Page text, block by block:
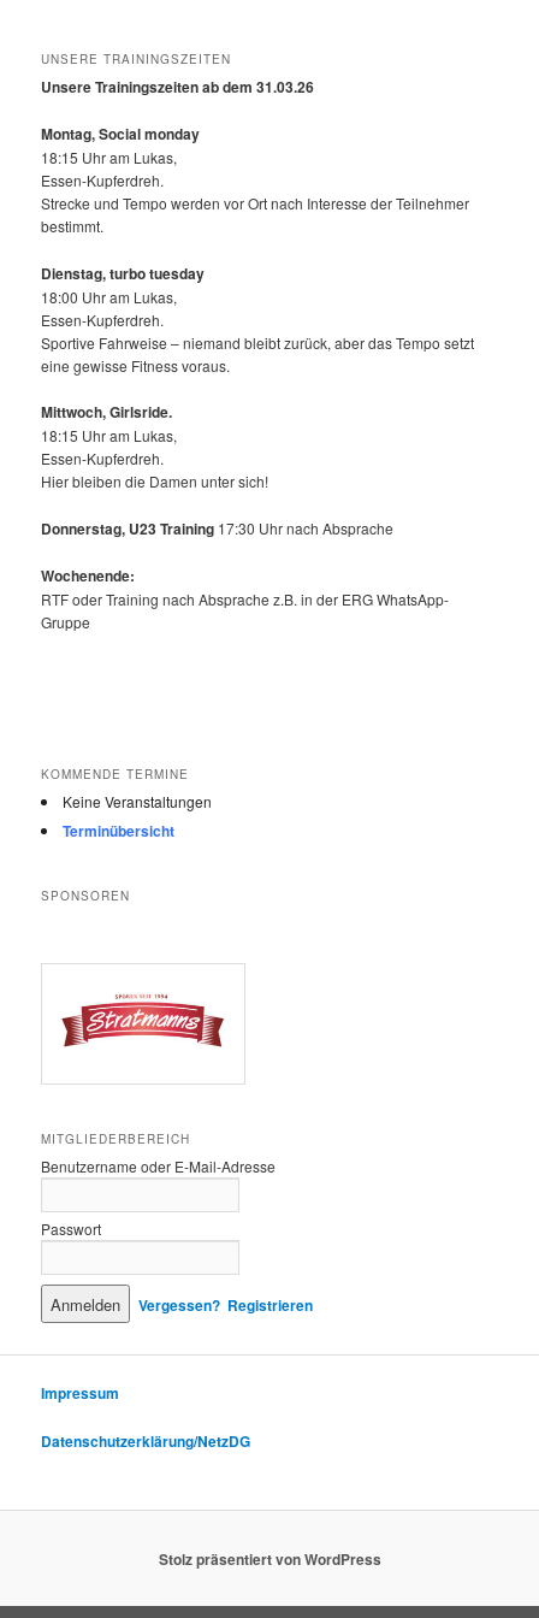
UNSERE TRAININGSZEITEN
Unsere Trainingszeiten ab dem 31.03.26
Montag, Social monday
18:15 Uhr am Lukas,
Essen-Kupferdreh.
Strecke und Tempo werden vor Ort nach Interesse der Teilnehmer
bestimmt.
Dienstag, turbo tuesday
18:00 Uhr am Lukas,
Essen-Kupferdreh.
Sportive Fahrweise – niemand bleibt zurück, aber das Tempo setzt
eine gewisse Fitness voraus.
Mittwoch,Girlsride.
18:15 Uhr am Lukas,
Essen-Kupferdreh.
Hier bleiben die Damen unter sich!
Donnerstag, U23 Training 17:30 Uhr nach Absprache
Wochenende:
RTF oder Training nach Absprache z.B. in der ERG WhatsApp-
Gruppe
KOMMENDE TERMINE
Keine Veranstaltungen
Terminübersicht
SPONSOREN
MITGLIEDERBEREICH
Benutzername oder E-Mail-Adresse
Passwort
Vergessen? Registrieren
Impressum
Datenschutzerklärung/NetzDG
Stolz präsentiert von WordPress